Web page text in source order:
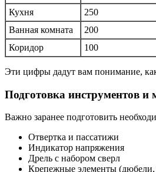
Кухня
250
Ванная комната
200
Коридор
100
Эти цифры дадут вам понимание,
Подготовка инструментов и
Важно заранее подготовить
Отвертка и пассатижи
Индикатор напряжения
Дрель с набором сверл
Крепежные элементы